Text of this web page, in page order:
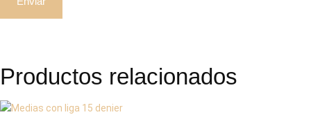
Productos relacionados